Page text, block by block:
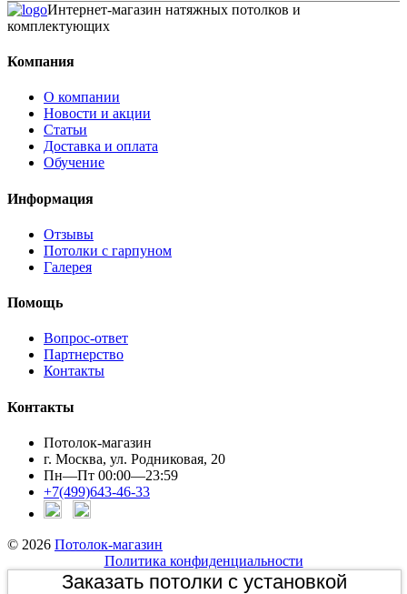
Интернет-магазин натяжных потолков и
комплектующих
Компания
О компании
Новости и акции
Статьи
Доставка и оплата
Обучение
Информация
Отзывы
Потолки с гарпуном
Галерея
Помощь
Вопрос-ответ
Партнерство
Контакты
Контакты
Потолок-магазин
г. Москва, ул. Родниковая, 20
Пн—Пт 00:00—23:59
+7(499)643-46-33
© 2026 Потолок-магазин
Политика конфиденциальности
Заказать потолки с установкой